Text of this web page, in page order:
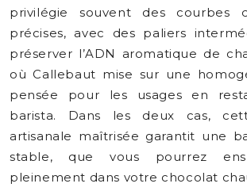
privilégie souvent des courbes
précises, avec des paliers
préserver l’ADN aromatique de
où Callebaut mise sur une
pensée pour les usages en
barista. Dans les deux cas,
artisanale maîtrisée garantit une
stable, que vous pourrez
pleinement dans votre chocolat